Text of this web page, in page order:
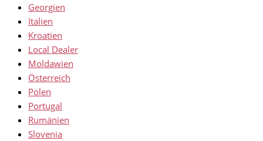
Georgien
Italien
Kroatien
Local Dealer
Moldawien
Österreich
Polen
Portugal
Rumänien
Slovenia